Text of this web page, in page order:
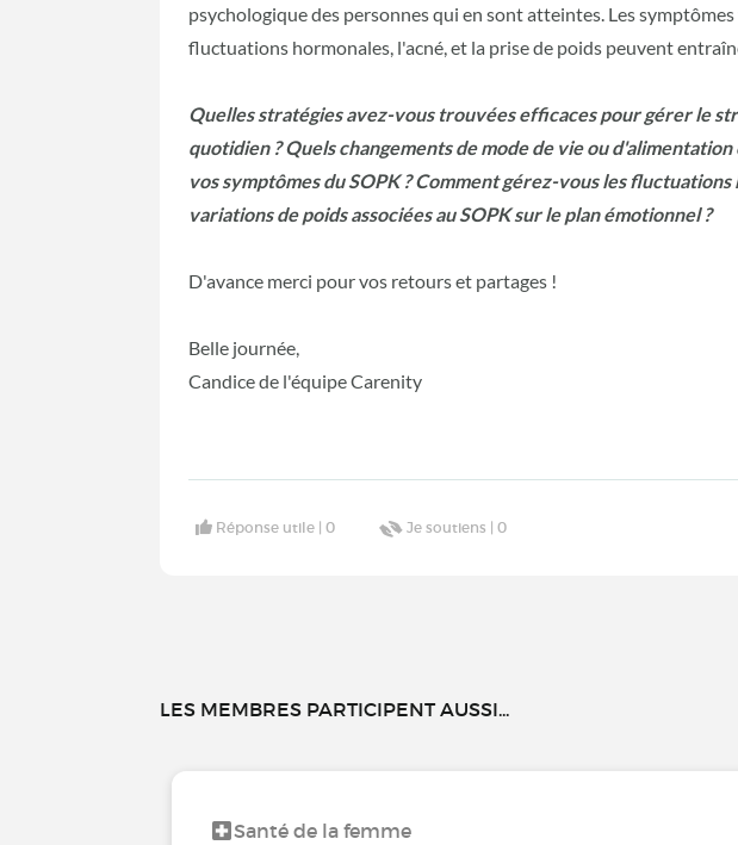
psychologique des personnes qui en sont atteintes. Les
fluctuations hormonales, l'acné, et la prise de poids peuvent
Quelles stratégies avez-vous trouvées efficaces pour gérer le
quotidien ? Quels changements de mode de vie ou
vos symptômes du SOPK ? Comment gérez-vous les
variations de poids associées au SOPK sur le plan émotionnel ?
D'avance merci pour vos retours et partages !
Belle journée,
Candice de l'équipe Carenity
Réponse utile |0 Je soutiens |0
LES MEMBRES PARTICIPENT AUSSI...
Santé de la femme